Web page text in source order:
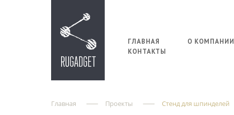
ГЛАВНАЯ О КОМПАНИИ
КОНТАКТЫ
Главная Проекты Стенд для шпинделей